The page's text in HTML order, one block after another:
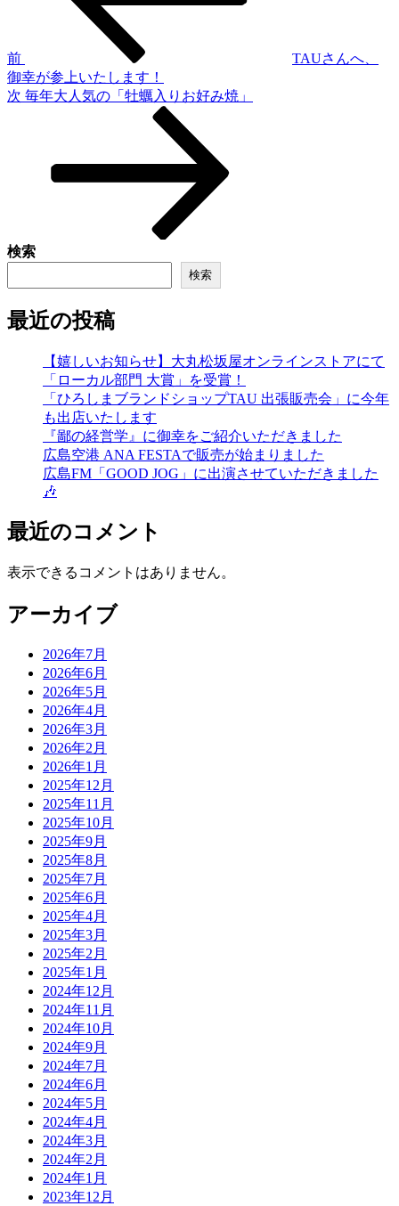
ゲ
ー
前
TAUさんへ、
御幸が参上いたします！
次
次 毎年大人気の「牡蠣入りお好み焼」
検索
検索
最近の投稿
【嬉しいお知らせ】大丸松坂屋オンラインストアにて
「ローカル部門 大賞」を受賞！
「ひろしまブランドショップTAU 出張販売会」に今年
も出店いたします
『鄙の経営学』に御幸をご紹介いただきました
広島空港 ANA FESTAで販売が始まりました
広島FM「GOOD JOG」に出演させていただきました
🎶
最近のコメント
表示できるコメントはありません。
アーカイブ
2026年7月
2026年6月
2026年5月
2026年4月
2026年3月
2026年2月
2026年1月
2025年12月
2025年11月
2025年10月
2025年9月
2025年8月
2025年7月
2025年6月
2025年4月
2025年3月
2025年2月
2025年1月
2024年12月
2024年11月
2024年10月
2024年9月
2024年7月
2024年6月
2024年5月
2024年4月
2024年3月
2024年2月
2024年1月
2023年12月